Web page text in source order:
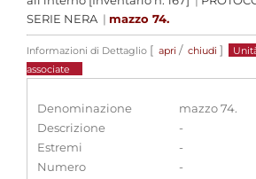
SERIE NERA | mazzo 74.
Informazioni di Dettaglio [ apri / chiudi ]
associate
Denominazione
mazzo 74.
Descrizione
-
Estremi
-
Numero
-